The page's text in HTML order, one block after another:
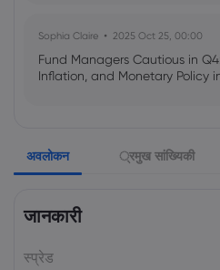
Sophia Claire 2025 Oct 25, 00:00
Fund Managers Cautious in Q4:
Inflation, and Monetary Policy
US Government Shutdown
October Inflation Data Release
US-EU Relations: Russia
अवलोकन ्रमुख सांख्यिकी
जानकारी
स्प्रेड